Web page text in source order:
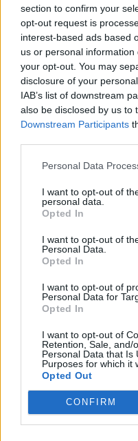
section to confirm your
opt-out request is
interest-based ads based
us or personal
your opt-out. You may
disclosure of your
IAB’s list of downstream
also be disclosed by us to
Downstream Participants
Personal Data
I want to opt-out of
personal data.
Opted In
I want to opt-out of
Personal Data.
Opted In
I want to opt-out of
Personal Data for
Opted In
I want to opt-out of
Retention, Sale, and/
Personal Data that Is
Purposes for which it
Opted Out
CONFIRM
Ακολουθήστε το
μάθετε πρώτοιόλες
ΠΡΟΤΑΣΗ
ΔΥΣΤΥΧΗΜΑ ΤΕΜΠΗ